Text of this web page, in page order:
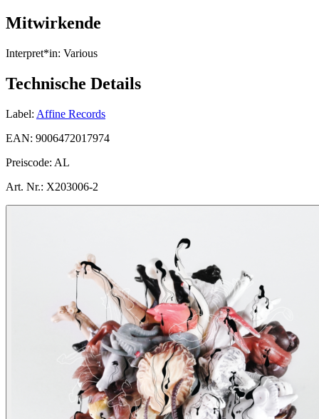
Mitwirkende
Interpret*in: Various
Technische Details
Label: Affine Records
EAN: 9006472017974
Preiscode: AL
Art. Nr.: X203006-2